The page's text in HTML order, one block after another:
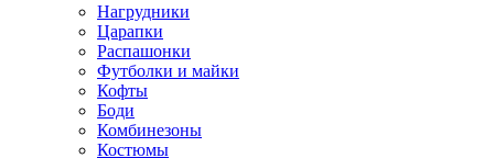
Нагрудники
Царапки
Распашонки
Футболки и майки
Кофты
Боди
Комбинезоны
Костюмы